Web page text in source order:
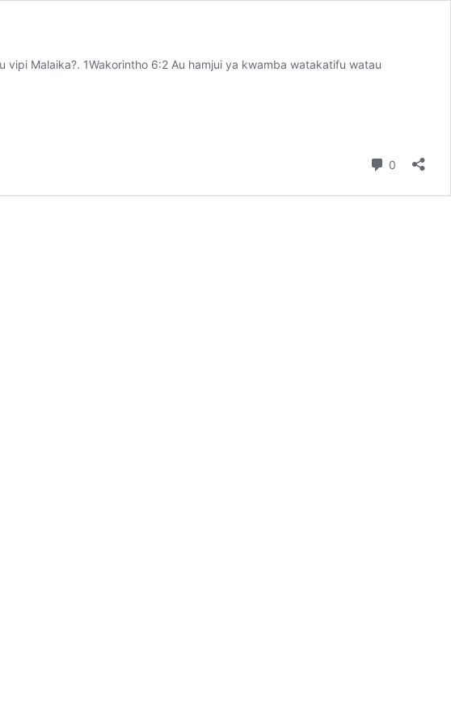
vipi Malaika?. 1Wakorintho 6:2 Au hamjui ya kwamba watakatifu watau
0 Comments